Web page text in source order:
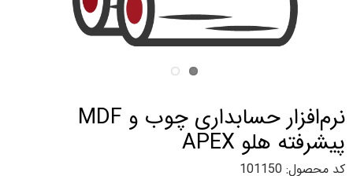
نرم‌افزار حسابداری چوب و MDF
پیشرفته هلو APEX
کد محصول: 101150